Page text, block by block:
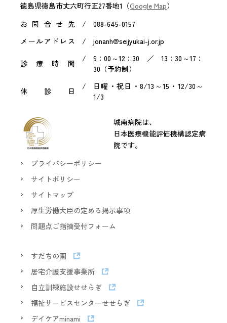
徳島県徳島市丈六町行正27番地1（Google Map）
お問合せ先
088-645-0157
メールアドレス
jonanh@seijyukai-j.or.jp
診療時間
9：00～12：30 ／ 13：30～17：
30（予約制）
休診日
日曜・祝日・8/13～15・12/30～
1/3
城南病院は、
日本医療機能評価機構認定病
院です。
プライバシーポリシー
サイトポリシー
サイトマップ
厚生労働大臣の定める掲示事項
問題点ご指摘受付フォーム
すだちの園
居宅介護支援事業所
自立訓練施設せせらぎ
福祉サービスセンターせせらぎ
デイケアminami